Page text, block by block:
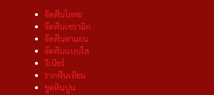
จัดฟันโลหะ
จัดฟันเซรามิก
จัดฟันดามอน
จัดฟันแบบใส
วีเนียร์
รากฟันเทียม
ขูดหินปูน